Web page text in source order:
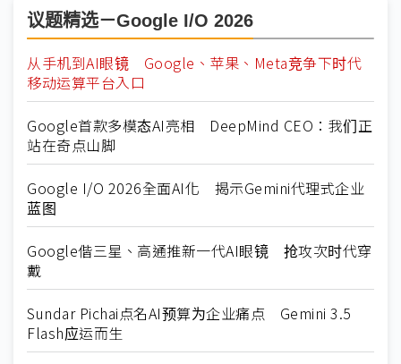
议题精选－Google I/O 2026
从手机到AI眼镜 Google、苹果、Meta竞争下时代
移动运算平台入口
Google首款多模态AI亮相 DeepMind CEO：我们正
站在奇点山脚
Google I/O 2026全面AI化 揭示Gemini代理式企业
蓝图
Google偕三星、高通推新一代AI眼镜 抢攻次时代穿
戴
Sundar Pichai点名AI预算为企业痛点 Gemini 3.5
Flash应运而生